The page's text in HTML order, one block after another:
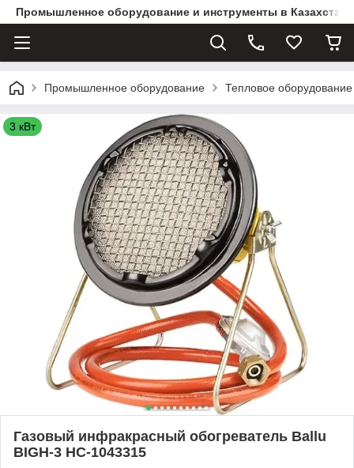
Промышленное оборудование и инструменты в
Промышленное оборудование Тепловое
3 кВт
Газовый инфракрасный обогреватель Ballu
BIGH-3 НС-1043315